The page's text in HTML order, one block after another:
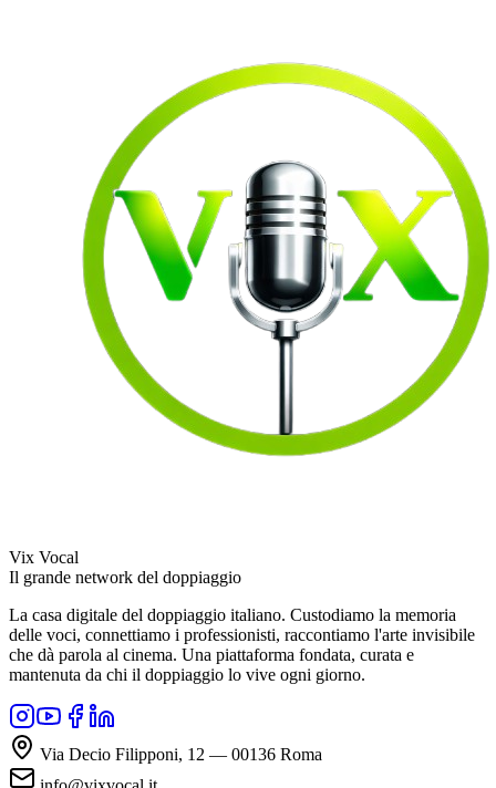
Vix Vocal
Il grande network del doppiaggio
La casa digitale del doppiaggio italiano. Custodiamo la memoria
delle voci, connettiamo i professionisti, raccontiamo l'arte invisibile
che dà parola al cinema. Una piattaforma fondata, curata e
mantenuta da chi il doppiaggio lo vive ogni giorno.
Via Decio Filipponi, 12 — 00136 Roma